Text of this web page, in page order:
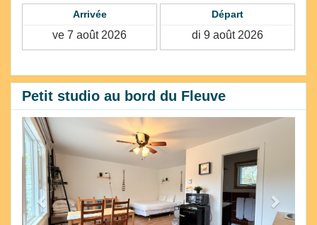
Arrivée Départ
Petit studio au bord du Fleuve
Previous